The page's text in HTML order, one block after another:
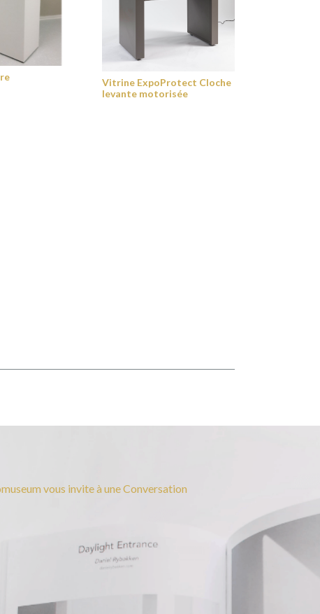
Vitrine ExpoProtect Cloche
levante motorisée
vous invite à une Conversation